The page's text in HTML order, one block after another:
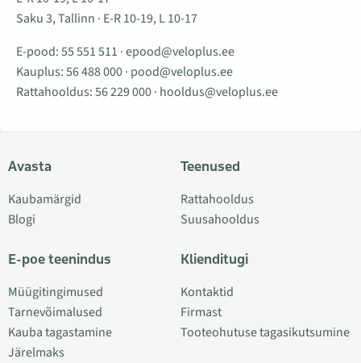
Saku 3, Tallinn · E-R 10-19, L 10-17
E-pood:55 551 511 ·epood@veloplus.ee
Kauplus:56 488 000· pood@veloplus.ee
Rattahooldus:56 229 000· hooldus@veloplus.ee
Avasta
Kaubamärgid
Blogi
E-poe teenindus
Müügitingimused
Tarnevõimalused
Kauba tagastamine
Järelmaks
Teenused
Rattahooldus
Suusahooldus
Klienditugi
Kontaktid
Firmast
Tooteohutuse tagasikutsumine